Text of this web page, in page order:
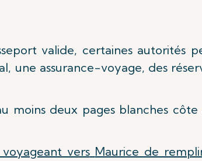
valide, certaines autorités
une assurance-voyage, des
moins deux pages blanches
vers Maurice de